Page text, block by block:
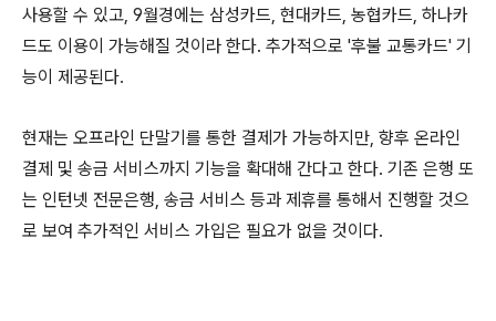
사용할 수 있고, 9월경에는 삼성카드, 현대카드, 농협카드, 하나카
드도 이용이 가능해질 것이라 한다. 추가적으로 '후불 교통카드' 기
능이 제공된다.
현재는 오프라인 단말기를 통한 결제가 가능하지만, 향후 온라인
결제 및 송금 서비스까지 기능을 확대해 간다고 한다. 기존 은행 또
는 인턴넷 전문은행, 송금 서비스 등과 제휴를 통해서 진행할 것으
로 보여 추가적인 서비스 가입은 필요가 없을 것이다.